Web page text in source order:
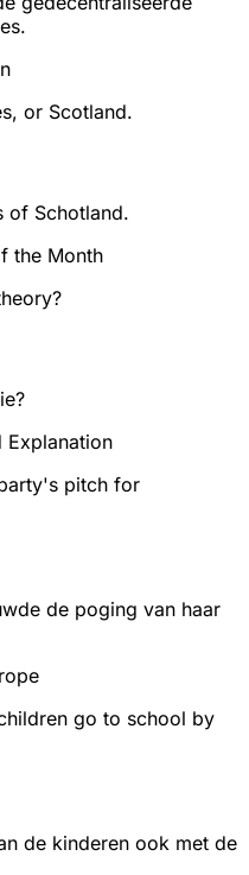
or Scotland.
of Schotland.
the Month
Explanation
pitch for
de poging van haar
go to school by
de kinderen ook met de